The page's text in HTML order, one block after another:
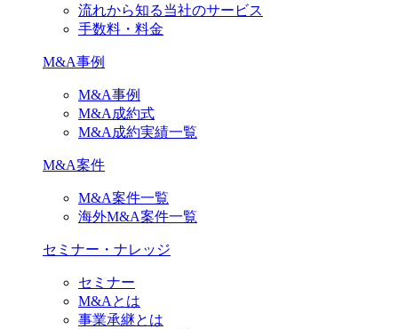
流れから知る当社のサービス
手数料・料金
M&A事例
M&A事例
M&A成約式
M&A成約実績一覧
M&A案件
M&A案件一覧
海外M&A案件一覧
セミナー・ナレッジ
セミナー
M&Aとは
事業承継とは